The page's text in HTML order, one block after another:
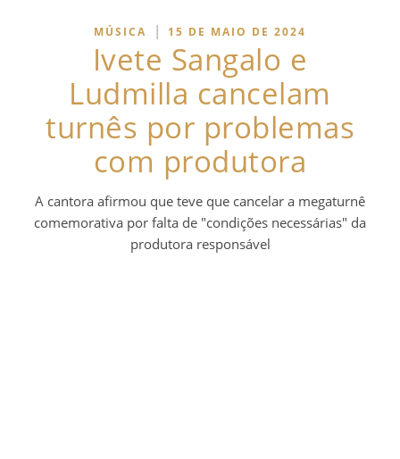
MÚSICA | 15 DE MAIO DE 2024
Ivete Sangalo e
Ludmilla cancelam
turnês por problemas
com produtora
A cantora afirmou que teve que cancelar a megaturnê
comemorativa por falta de "condições necessárias" da
produtora responsável